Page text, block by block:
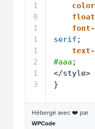
8
9
1
0
1
1
1
2
1
color
float
serif ;
text-
#aaa ;
</style>
}
Hébergé avec ❤️ par
WPCode